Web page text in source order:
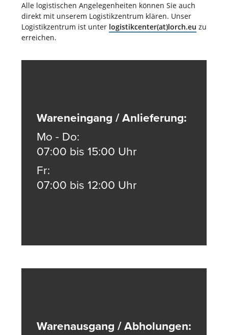
Alle logistischen Angelegenheiten können Sie auch
direkt mit unserem Logistikzentrum klären. Unser
Logistikzentrum ist unter logistikcenter(at)lorch.eu zu
erreichen.
Wareneingang / Anlieferung:
Mo - Do:
07:00 bis 15:00 Uhr
Fr:
07:00 bis 12:00 Uhr
Warenausgang / Abholungen: